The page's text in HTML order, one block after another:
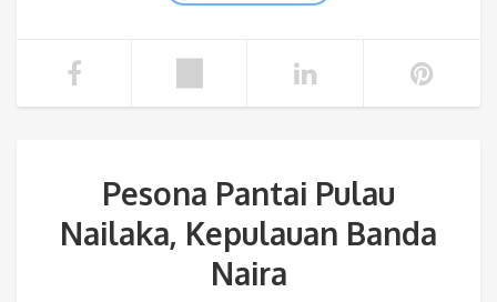
Pesona Pantai Pulau
Nailaka, Kepulauan Banda
Naira